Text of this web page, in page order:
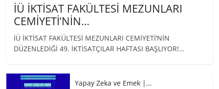
İÜ İKTİSAT FAKÜLTESİ MEZUNLARI
CEMİYETİ’NİN…
İÜ İKTİSAT FAKÜLTESİ MEZUNLARI CEMİYETİ’NİN
DÜZENLEDİĞİ 49. İKTİSATÇILAR HAFTASI BAŞLIYOR!…
Yapay Zeka ve Emek |…